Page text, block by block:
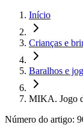
Início
Crianças e
Baralhos e
MIKA. Jogo
Número do artigo: